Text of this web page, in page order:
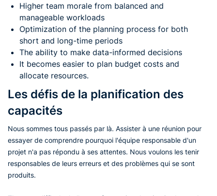
Higher team morale from balanced and
manageable workloads
Optimization of the planning process for both
short and long-time periods
The ability to make data-informed decisions
It becomes easier to plan budget costs and
allocate resources.
Les défis de la planification des
capacités
Nous sommes tous passés par là. Assister à une réunion pour
essayer de comprendre pourquoi l'équipe responsable d'un
projet n'a pas répondu à ses attentes. Nous voulons les tenir
responsables de leurs erreurs et des problèmes qui se sont
produits.